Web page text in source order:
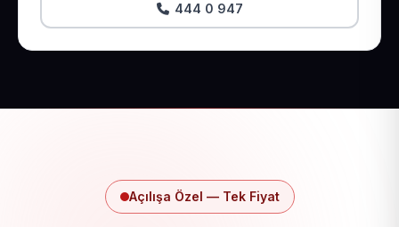
444 0 947
Açılışa Özel — Tek Fiyat